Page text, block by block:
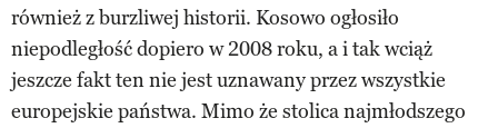
również z burzliwej historii. Kosowo ogłosiło
niepodległość dopiero w 2008 roku, a i tak wciąż
jeszcze fakt ten nie jest uznawany przez wszystkie
europejskie państwa. Mimo że stolica najmłodszego